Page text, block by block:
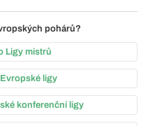
pohárů?
Ligy mistrů
ligy
konferenční ligy